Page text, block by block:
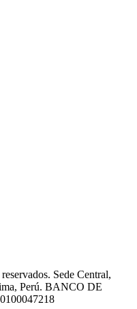
Sede Central,
Perú. BANCO DE